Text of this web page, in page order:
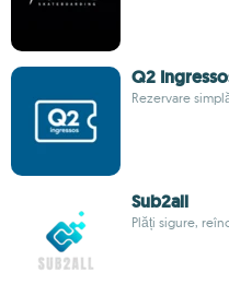
Q2
Rezervare
Sub2all
Plăți sigure,